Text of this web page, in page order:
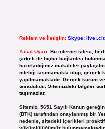
Reklam ve İletişim: Skype:
Yasal Uyarı: Bu internet sitesi,
şirketi ile hiçbir bağlantısı
hazırladığımız makaleler
niteliği taşımamakta olup, gerçek
yapılmamaktadır. Gerçek kurum
tesadüfidir. Sitemizdeki bilgiler
taşımazlar.
Sitemiz, 5651 Sayılı Kanun
(BTK) tarafından onaylanmış bir
nedenle, sitedeki içerikleri